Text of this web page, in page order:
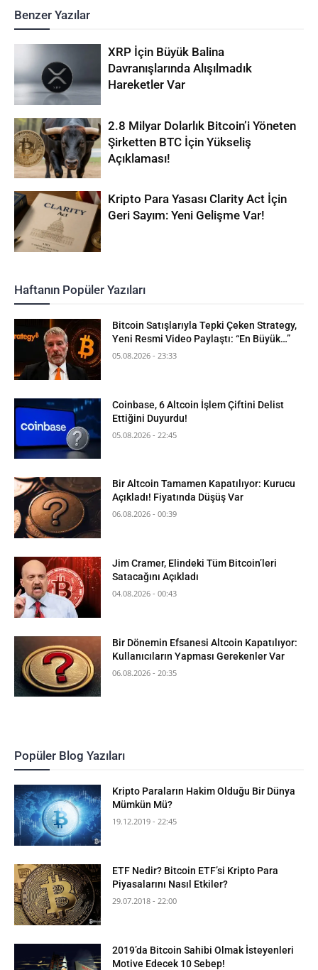
Benzer Yazılar
XRP İçin Büyük Balina
Davranışlarında Alışılmadık
Hareketler Var
2.8 Milyar Dolarlık Bitcoin’i Yöneten
Şirketten BTC İçin Yükseliş
Açıklaması!
Kripto Para Yasası Clarity Act İçin
Geri Sayım: Yeni Gelişme Var!
Haftanın Popüler Yazıları
Bitcoin Satışlarıyla Tepki Çeken Strategy,
Yeni Resmi Video Paylaştı: “En Büyük…”
05.08.2026 - 23:33
Coinbase, 6 Altcoin İşlem Çiftini Delist
Ettiğini Duyurdu!
05.08.2026 - 22:45
Bir Altcoin Tamamen Kapatılıyor: Kurucu
Açıkladı! Fiyatında Düşüş Var
06.08.2026 - 00:39
Jim Cramer, Elindeki Tüm Bitcoin’leri
Satacağını Açıkladı
04.08.2026 - 00:43
Bir Dönemin Efsanesi Altcoin Kapatılıyor:
Kullanıcıların Yapması Gerekenler Var
06.08.2026 - 20:35
Popüler Blog Yazıları
Kripto Paraların Hakim Olduğu Bir Dünya
Mümkün Mü?
19.12.2019 - 22:45
ETF Nedir? Bitcoin ETF’si Kripto Para
Piyasalarını Nasıl Etkiler?
29.07.2018 - 22:00
2019’da Bitcoin Sahibi Olmak İsteyenleri
Motive Edecek 10 Sebep!